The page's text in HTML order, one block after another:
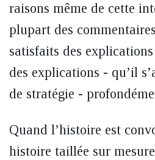
raisons même de cette
plupart des
satisfaits des
des explications - qu’il
de stratégie -
Quand l’histoire est
histoire taillée sur